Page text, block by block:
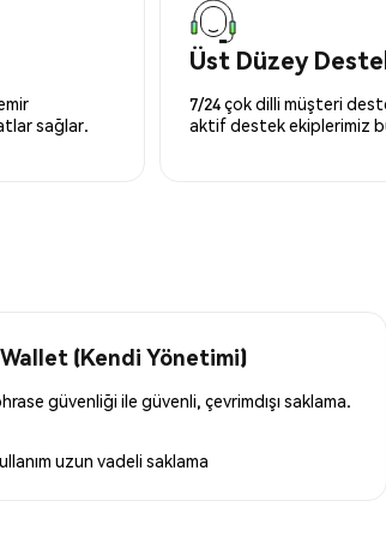
sağlar.
Üst Düzey
7/24 çok dilli müşteri
aktif destek ekiplerimiz
(Kendi Yönetimi)
güvenliği ile güvenli, çevrimdışı saklama.
uzun vadeli saklama